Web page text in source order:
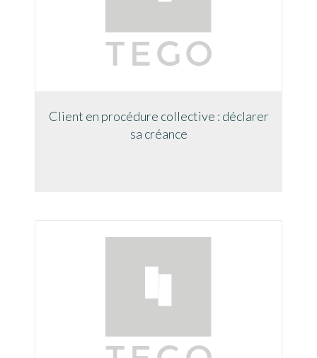
Client en procédure collective : déclarer
sa créance